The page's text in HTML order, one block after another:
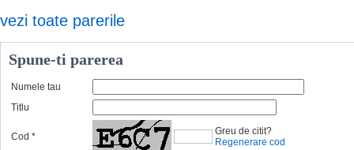
vezi toate parerile
Spune-ti parerea
Numele tau
Titlu
Cod *
Greu de citit?
Regenerare cod